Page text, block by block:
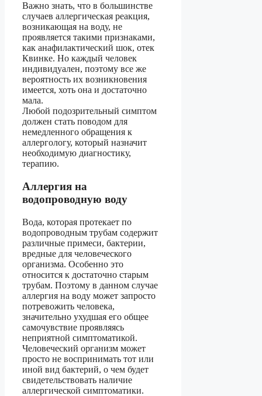
Важно знать, что в большинстве
случаев аллергическая реакция,
возникающая на воду, не
проявляется такими признаками,
как анафилактический шок, отек
Квинке. Но каждый человек
индивидуален, поэтому все же
вероятность их возникновения
имеется, хоть она и достаточно
мала.
Любой подозрительный симптом
должен стать поводом для
немедленного обращения к
аллергологу, который назначит
необходимую диагностику,
терапию.
Аллергия на
водопроводную воду
Вода, которая протекает по
водопроводным трубам содержит
различные примеси, бактерии,
вредные для человеческого
организма. Особенно это
относится к достаточно старым
трубам. Поэтому в данном случае
аллергия на воду может запросто
потревожить человека,
значительно ухудшая его общее
самочувствие проявляясь
неприятной симптоматикой.
Человеческий организм может
просто не воспринимать тот или
иной вид бактерий, о чем будет
свидетельствовать наличие
аллергической симптоматики.